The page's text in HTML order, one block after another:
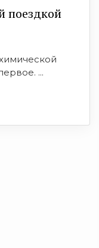
поездкой
...